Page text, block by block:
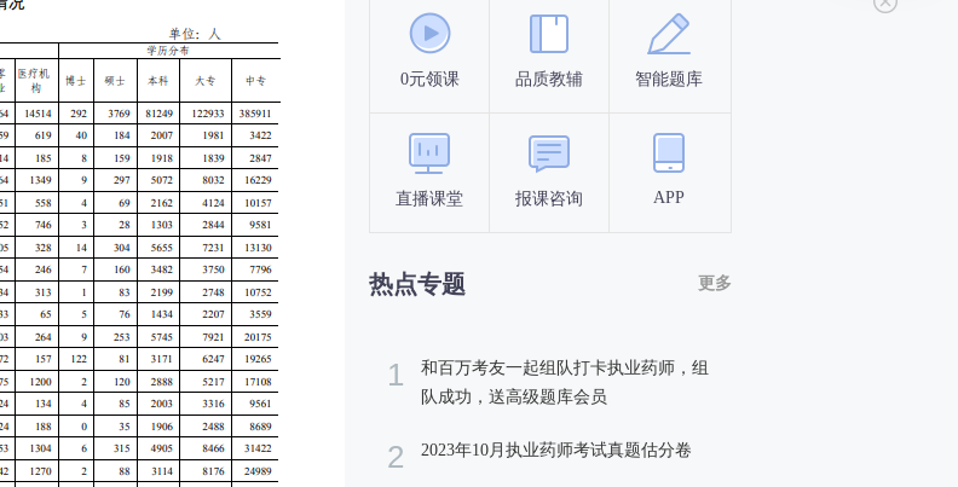
0元领课 品质教辅 智能题库
直播课堂 报课咨询 APP
热点专题 更多
1
和百万考友一起组队打卡执业药师，组
队成功，送高级题库会员
2 2023年10月执业药师考试真题估分卷